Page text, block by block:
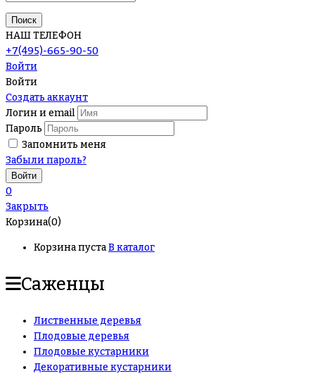
Поиск
НАШ ТЕЛЕФОН
+7(495)-665-90-50
Войти
Войти
Создать аккаунт
Логин и email
Пароль
Запомнить меня
Забыли пароль?
0
Закрыть
Корзина(0)
Корзина пустаВ каталог
Саженцы
Лиственные деревья
Плодовые деревья
Плодовые кустарники
Декоративные кустарники